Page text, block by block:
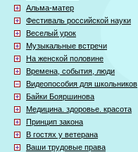
Альма-матер
Фестиваль российской науки
Веселый урок
Музыкальные встречи
На женской половине
Времена, события, люди
Видеопособия для школьников
Байки Бояршинова
Медицина. здоровье. красота
Принцип закона
В гостях у ветерана
Ваши трудовые права